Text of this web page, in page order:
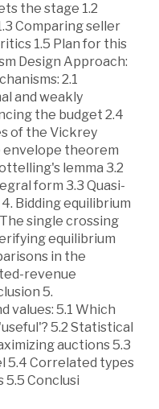
the stage 1.2
Comparing seller
1.5 Plan for this
Design Approach:
2.1
and weakly
the budget 2.4
of the Vickrey
envelope theorem
lemma 3.2
form 3.3 Quasi-
Bidding equilibrium
single crossing
equilibrium
in the
revenue
5.
values: 5.1 Which
5.2 Statistical
auctions 5.3
5.4 Correlated types
Conclusi